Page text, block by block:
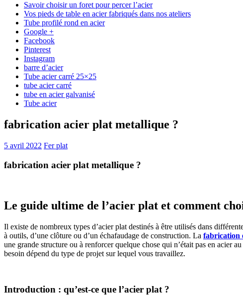
Savoir choisir un foret pour percer l’acier
Vos pieds de table en acier fabriqués dans nos ateliers
Tube profilé rond en acier
Google +
Facebook
Pinterest
Instagram
barre d’acier
Tube acier carré 25×25
tube acier carré
tube en acier galvanisé
Tube acier
fabrication acier plat metallique ?
5 avril 2022 Fer plat
fabrication acier plat metallique ?
Le guide ultime de l’acier plat et comment
Il existe de nombreux types d’acier plat destinés à être utilisés dans
à outils, d’une clôture ou d’un échafaudage de construction. La fabrication
une grande structure ou à renforcer quelque chose qui n’était pas en acier
besoin dépend du type de projet sur lequel vous travaillez.
Introduction : qu’est-ce que l’acier plat ?